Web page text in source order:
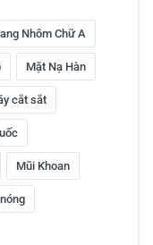
Nhôm Chữ A
Mặt Nạ Hàn
cắt sắt
Mũi Khoan